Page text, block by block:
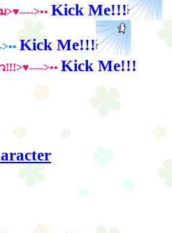
>•• Kick Me!!!
Kick Me!!!
>•• Kick Me!!!